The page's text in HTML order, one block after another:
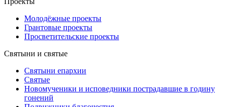
Молодёжные проекты
Грантовые проекты
Просветительские проекты
Святыни и святые
Святыни епархии
Святые
Новомученики и исповедники пострадавшие в годину
гонений